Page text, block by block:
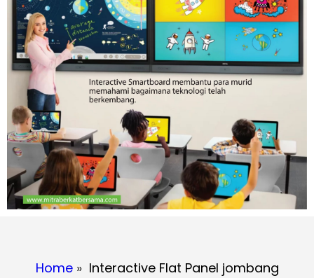
Home» Interactive Flat Panel jombang